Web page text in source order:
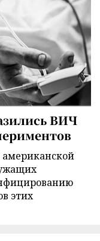
ВИЧ
этих